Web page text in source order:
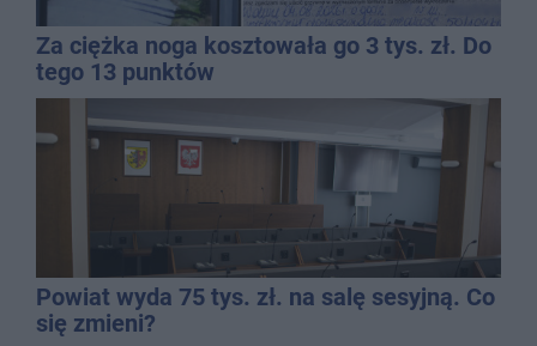
Za ciężka noga kosztowała go 3 tys. zł. Do
tego 13 punktów
Powiat wyda 75 tys. zł. na salę sesyjną. Co
się zmieni?